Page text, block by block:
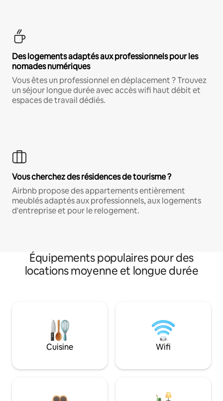
Des logements adaptés aux professionnels pour les
nomades numériques
Vous êtes un professionnel en déplacement ? Trouvez
un séjour longue durée avec accès wifi haut débit et
espaces de travail dédiés.
Vous cherchez des résidences de tourisme ?
Airbnb propose des appartements entièrement
meublés adaptés aux professionnels, aux logements
d'entreprise et pour le relogement.
Équipements populaires pour des
locations moyenne et longue durée
Cuisine Wifi